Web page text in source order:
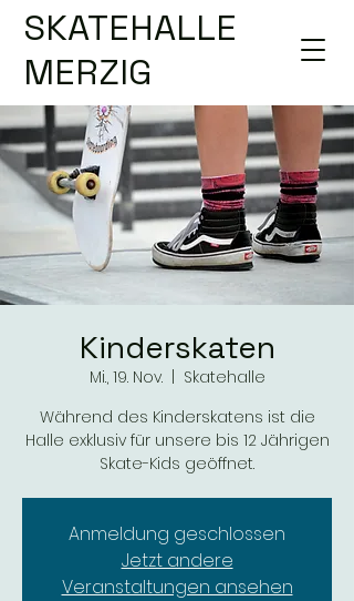
SKATEHALLE
MERZIG
Kinderskaten
Mi., 19. Nov.
  |
Skatehalle
Während des Kinderskatens ist die
Halle exklusiv für unsere bis 12 Jährigen
Skate-Kids geöffnet.
Anmeldung geschlossen
Jetzt andere
Veranstaltungen ansehen